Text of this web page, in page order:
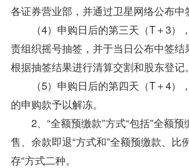
各证券营业部，并通过卫星网络公布中
（4）申购日后的第三天（T＋3）
责组织摇号抽签，并于当日公布中签结
根据抽签结果进行清算交割和股东登记。
（5）申购日后的第四天（T＋4）
的申购款予以解冻。
2、“全额预缴款”方式“包括”全额预
售、余款即退“方式和”全额预缴款、比
存“方式二种。